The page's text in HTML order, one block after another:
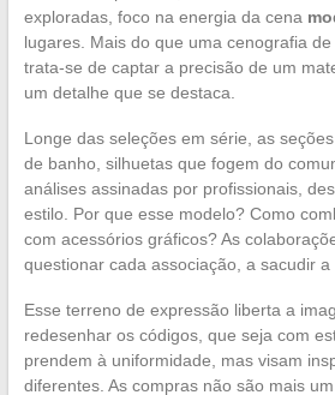
exploradas, foco na energia da cena
lugares. Mais do que uma cenografia de
trata-se de captar a precisão de um
um detalhe que se destaca.
Longe das seleções em série, as
de banho, silhuetas que fogem do
análises assinadas por profissionais,
estilo. Por que esse modelo? Como
com acessórios gráficos? As
questionar cada associação, a sacudir a
Esse terreno de expressão liberta a
redesenhar os códigos, que seja com
prendem à uniformidade, mas visam
diferentes. As compras não são mais